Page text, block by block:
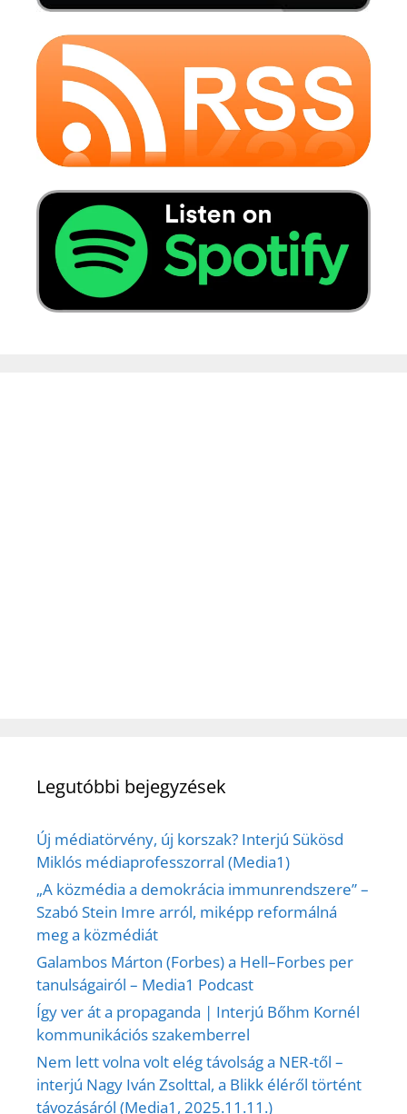
Legutóbbi bejegyzések
Új médiatörvény, új korszak? Interjú Sükösd
Miklós médiaprofesszorral (Media1)
„A közmédia a demokrácia immunrendszere” –
Szabó Stein Imre arról, miképp reformálná
meg a közmédiát
Galambos Márton (Forbes) a Hell–Forbes per
tanulságairól – Media1 Podcast
Így ver át a propaganda | Interjú Bőhm Kornél
kommunikációs szakemberrel
Nem lett volna volt elég távolság a NER-től –
interjú Nagy Iván Zsolttal, a Blikk éléről történt
távozásáról (Media1, 2025.11.11.)